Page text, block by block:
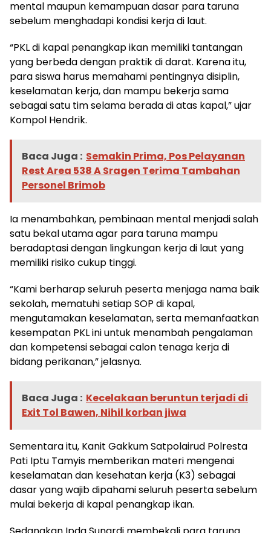
mental maupun kemampuan dasar para taruna
sebelum menghadapi kondisi kerja di laut.
“PKL di kapal penangkap ikan memiliki tantangan
yang berbeda dengan praktik di darat. Karena itu,
para siswa harus memahami pentingnya disiplin,
keselamatan kerja, dan mampu bekerja sama
sebagai satu tim selama berada di atas kapal,” ujar
Kompol Hendrik.
Baca Juga : Semakin Prima, Pos Pelayanan
Rest Area 538 A Sragen Terima Tambahan
Personel Brimob
Ia menambahkan, pembinaan mental menjadi salah
satu bekal utama agar para taruna mampu
beradaptasi dengan lingkungan kerja di laut yang
memiliki risiko cukup tinggi.
“Kami berharap seluruh peserta menjaga nama baik
sekolah, mematuhi setiap SOP di kapal,
mengutamakan keselamatan, serta memanfaatkan
kesempatan PKL ini untuk menambah pengalaman
dan kompetensi sebagai calon tenaga kerja di
bidang perikanan,” jelasnya.
Baca Juga : Kecelakaan beruntun terjadi di
Exit Tol Bawen, Nihil korban jiwa
Sementara itu, Kanit Gakkum Satpolairud Polresta
Pati Iptu Tamyis memberikan materi mengenai
keselamatan dan kesehatan kerja (K3) sebagai
dasar yang wajib dipahami seluruh peserta sebelum
mulai bekerja di kapal penangkap ikan.